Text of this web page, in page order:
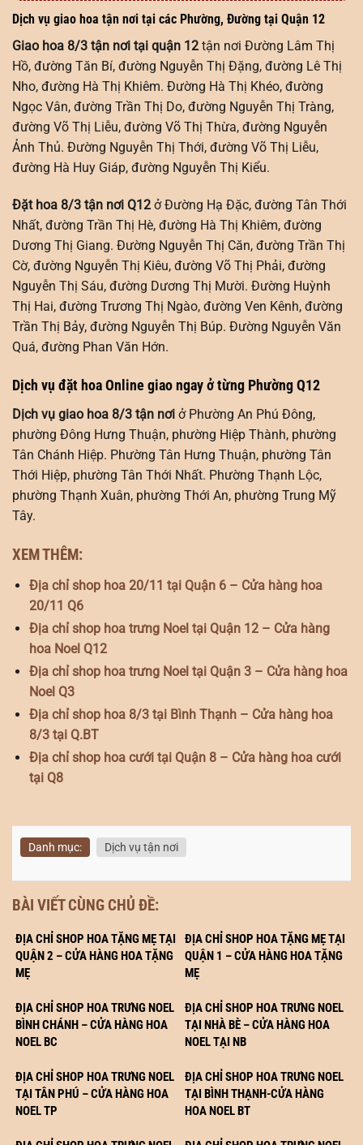
Dịch vụ giao hoa tận nơi tại các Phường, Đường tại Quận 12
Giao hoa 8/3 tận nơi tại quận 12 tận nơi Đường Lâm Thị
Hồ, đường Tăn Bí, đường Nguyễn Thị Đặng, đường Lê Thị
Nho, đường Hà Thị Khiêm. Đường Hà Thị Khéo, đường
Ngọc Vân, đường Trần Thị Do, đường Nguyễn Thị Tràng,
đường Võ Thị Liễu, đường Võ Thị Thừa, đường Nguyễn
Ảnh Thủ. Đường Nguyễn Thị Thới, đường Võ Thị Liễu,
đường Hà Huy Giáp, đường Nguyễn Thị Kiểu.
Đặt hoa 8/3 tận nơi Q12 ở Đường Hạ Đặc, đường Tân Thới
Nhất, đường Trần Thị Hè, đường Hà Thị Khiêm, đường
Dương Thị Giang. Đường Nguyễn Thị Căn, đường Trần Thị
Cờ, đường Nguyễn Thị Kiêu, đường Võ Thị Phải, đường
Nguyễn Thị Sáu, đường Dương Thị Mười. Đường Huỳnh
Thị Hai, đường Trương Thị Ngào, đường Ven Kênh, đường
Trần Thị Bảy, đường Nguyễn Thị Búp. Đường Nguyễn Văn
Quá, đường Phan Văn Hớn.
Dịch vụ đặt hoa Online giao ngay ở từng Phường Q12
Dịch vụ giao hoa 8/3 tận nơi ở Phường An Phú Đông,
phường Đông Hưng Thuận, phường Hiệp Thành, phường
Tân Chánh Hiệp. Phường Tân Hưng Thuận, phường Tân
Thới Hiệp, phường Tân Thới Nhất. Phường Thạnh Lộc,
phường Thạnh Xuân, phường Thới An, phường Trung Mỹ
Tây.
XEM THÊM:
Địa chỉ shop hoa 20/11 tại Quận 6 – Cửa hàng hoa
20/11 Q6
Địa chỉ shop hoa trưng Noel tại Quận 12 – Cửa hàng
hoa Noel Q12
Địa chỉ shop hoa trưng Noel tại Quận 3 – Cửa hàng hoa
Noel Q3
Địa chỉ shop hoa 8/3 tại Bình Thạnh – Cửa hàng hoa
8/3 tại Q.BT
Địa chỉ shop hoa cưới tại Quận 8 – Cửa hàng hoa cưới
tại Q8
Danh mục: Dịch vụ tận nơi
BÀI VIẾT CÙNG CHỦ ĐỀ:
ĐỊA CHỈ SHOP HOA TẶNG MẸ TẠI
QUẬN 2 – CỬA HÀNG HOA TẶNG
MẸ
ĐỊA CHỈ SHOP HOA TẶNG MẸ TẠI
QUẬN 1 – CỬA HÀNG HOA TẶNG
MẸ
ĐỊA CHỈ SHOP HOA TRƯNG NOEL
BÌNH CHÁNH – CỬA HÀNG HOA
NOEL BC
ĐỊA CHỈ SHOP HOA TRƯNG NOEL
TẠI NHÀ BÈ – CỬA HÀNG HOA
NOEL TẠI NB
ĐỊA CHỈ SHOP HOA TRƯNG NOEL
TẠI TÂN PHÚ – CỬA HÀNG HOA
NOEL TP
ĐỊA CHỈ SHOP HOA TRƯNG NOEL
TẠI BÌNH THẠNH-CỬA HÀNG
HOA NOEL BT